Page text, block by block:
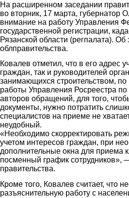
На расширенном заседании
во вторник, 17 марта, губернатор
внимание на работу Управления
государственной регистрации,
Рязанской области (регпалата).
облправительства.
Ковалев отметил, что в его адрес
граждан, так и руководителей
занимающихся строительством,
работы Управления Росреестра
авторов обращений, для того,
документы, нужно потратить
специалистов на приеме не
неудобный.
«Необходимо скорректировать
учетом интересов граждан, при
дополнительные окна для приема
посменный график сотрудников»,
правительства.
Кроме того, Ковалев считает, что
разъяснительную работу с